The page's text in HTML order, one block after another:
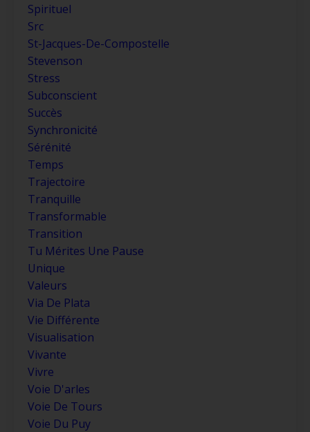
Spirituel
Src
St-Jacques-De-Compostelle
Stevenson
Stress
Subconscient
Succès
Synchronicité
Sérénité
Temps
Trajectoire
Tranquille
Transformable
Transition
Tu Mérites Une Pause
Unique
Valeurs
Via De Plata
Vie Différente
Visualisation
Vivante
Vivre
Voie D'arles
Voie De Tours
Voie Du Puy